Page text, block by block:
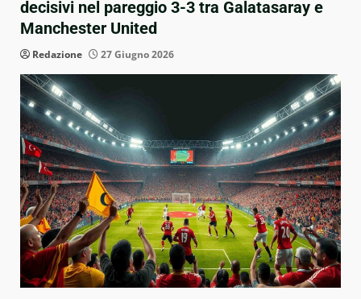
decisivi nel pareggio 3-3 tra Galatasaray e
Manchester United
Redazione 27 Giugno 2026